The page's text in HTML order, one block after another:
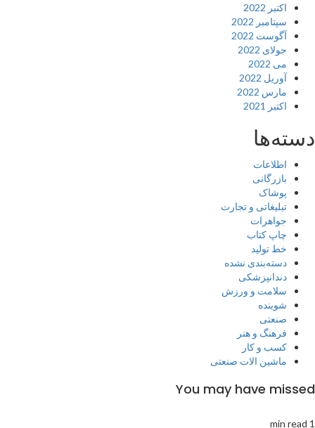
اکتبر 2022
سپتامبر 2022
آگوست 2022
جولای 2022
می 2022
آوریل 2022
مارس 2022
اکتبر 2021
دسته‌ها
اطلاعات
بازرگانی
پوشاک
تبلیغاتی و تجارت
جواهرات
چاپ کتاب
خط تولید
دسته‌بندی نشده
دندانپزشکی
سلامت و ورزش
شوینده
صنعتی
فرهنگ و هنر
کسب و کار
ماشین الات صنعتی
You may have missed
1 min read